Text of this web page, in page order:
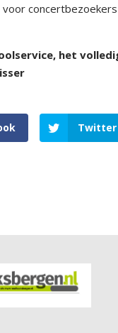
het
Twitter